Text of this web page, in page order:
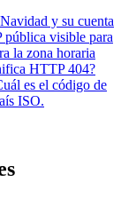
y su cuenta
pública visible para
la zona horaria
HTTP 404?
es el código de
ISO.